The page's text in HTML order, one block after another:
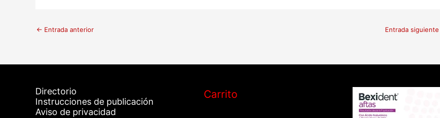
← Entrada anterior Entrada
Directorio
Instrucciones de publicación
Aviso de privacidad
Carrito